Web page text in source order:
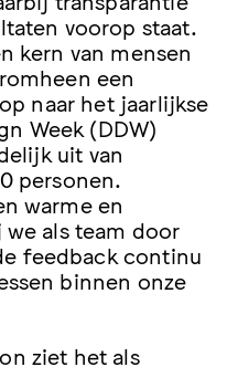
voorop staat.
kern van mensen
een
naar het jaarlijkse
Week (DDW)
uit van
personen.
warme en
als team door
feedback continu
binnen onze
ziet het als